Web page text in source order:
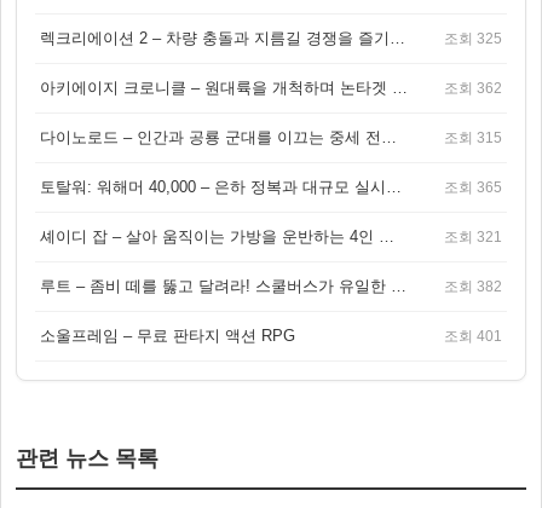
렉크리에이션 2 – 차량 충돌과 지름길 경쟁을 즐기는 오픈월드 아케이드 레이싱 게임 조회 325
아키에이지 크로니클 – 원대륙을 개척하며 논타겟 전투를 즐기는 오픈월드 MMORPG 조회 362
다이노로드 – 인간과 공룡 군대를 이끄는 중세 전략 액션 RPG 조회 315
토탈워: 워해머 40,000 – 은하 정복과 대규모 실시간 전투가 결합된 전략 게임! 조회 365
셰이디 잡 – 살아 움직이는 가방을 운반하는 4인 협동 물리 어드벤처 게임 조회 321
루트 – 좀비 떼를 뚫고 달려라! 스쿨버스가 유일한 집이 되는 4인 협동 생존 게임 조회 382
소울프레임 – 무료 판타지 액션 RPG 조회 401
관련 뉴스 목록